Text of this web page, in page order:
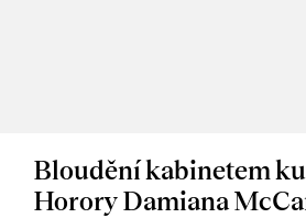
Bloudění kabinetem
Horory Damiana